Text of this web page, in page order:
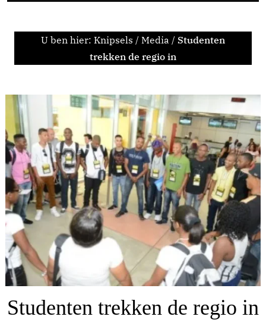
U ben hier: Knipsels / Media / Studenten
trekken de regio in
Studenten trekken de regio in